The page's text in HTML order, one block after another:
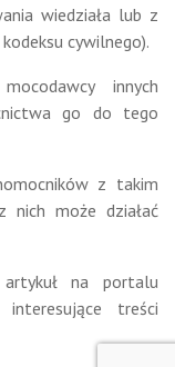
wiedziała lub z
cywilnego).
innych
go do tego
z takim
nich może działać
na portalu
treści